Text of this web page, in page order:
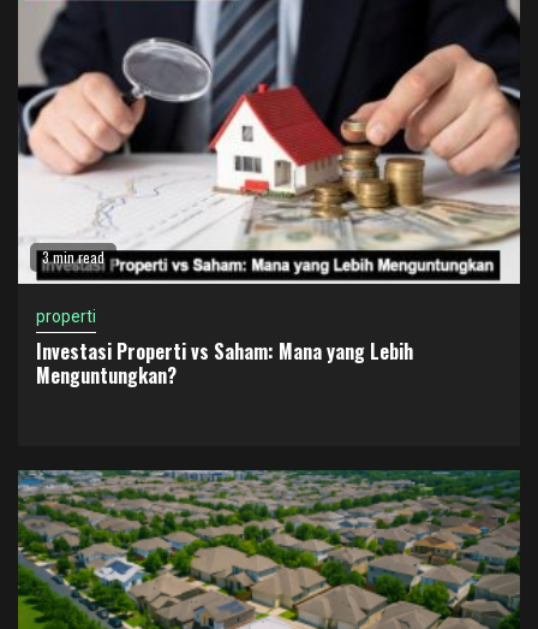
3 min read
properti
Investasi Properti vs Saham: Mana yang Lebih
Menguntungkan?